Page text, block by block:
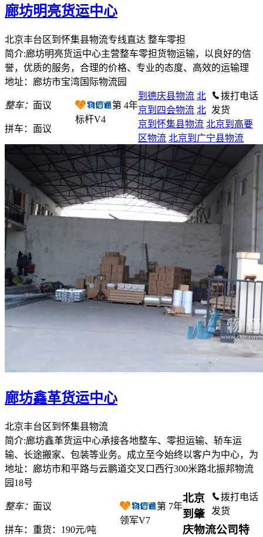
廊坊明亮货运中心
北京丰台区到怀集县物流专线直达 整车零担
简介:廊坊明亮货运中心主营整车零担货物运输，以良好的信
誉，优质的服务，合理的价格、专业的态度、高效的运输理
地址：廊坊市宝湾国际物流园
整车： 面议
拼车： 面议
第 4年
标杆V4
拨打电话
发货
廊坊鑫革货运中心
北京丰台区到怀集县物流
简介:廊坊鑫革货运中心承接各地整车、零担运输、轿车运
输、长途搬家、包装等业务。成立至今始终以客户为中心，为
地址：廊坊市和平路与云鹏道交叉口西行300米路北振邦物流
园18号
整车： 面议
拼车： 重货：190元/吨
第 7年
领军V7
拨打电话
发货
到德庆县物流 北
京到四会物流 北
京到怀集县物流 北京到高要
区物流 北京到广宁县物流
北京
到肇
庆物流公司特